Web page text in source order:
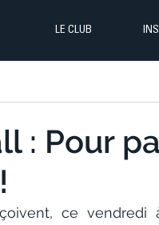
LE CLUB
: Pour
ce vendredi